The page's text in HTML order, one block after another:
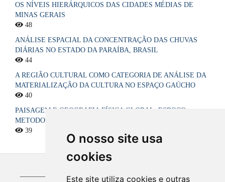
O nosso site usa
cookies
Este site utiliza cookies e outras
OS NÍVEIS HIERÁRQUICOS DAS CIDADES MÉDIAS DE
MINAS GERAIS
48
ANÁLISE ESPACIAL DA CONCENTRAÇÃO DAS CHUVAS
DIÁRIAS NO ESTADO DA PARAÍBA, BRASIL
44
A REGIÃO CULTURAL COMO CATEGORIA DE ANÁLISE DA
MATERIALIZAÇÃO DA CULTURA NO ESPAÇO GAÚCHO
40
PAISAGEM E GEOGRAFIA FÍSICA GLOBAL. ESBOÇO
METODOLÓGICO
39